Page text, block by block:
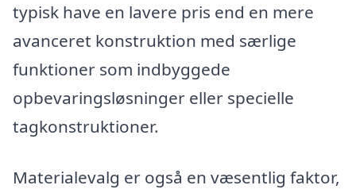
typisk have en lavere pris end en mere
avanceret konstruktion med særlige
funktioner som indbyggede
opbevaringsløsninger eller specielle
tagkonstruktioner.
Materialevalg er også en væsentlig faktor,